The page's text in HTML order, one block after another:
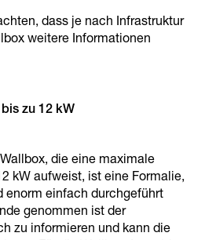
dass je nach Infrastruktur
weitere Informationen
zu 12 kW
die eine maximale
kW aufweist, ist eine Formalie,
enorm einfach durchgeführt
genommen ist der
zu informieren und kann die